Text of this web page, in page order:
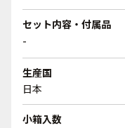
セット内容・付属品
-
生産国
日本
小箱入数